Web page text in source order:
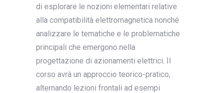
di esplorare le nozioni elementari relative
alla compatibilità elettromagnetica nonché
analizzare le tematiche e le problematiche
principali che emergono nella
progettazione di azionamenti elettrici. Il
corso avrà un approccio teorico-pratico,
alternando lezioni frontali ad esempi